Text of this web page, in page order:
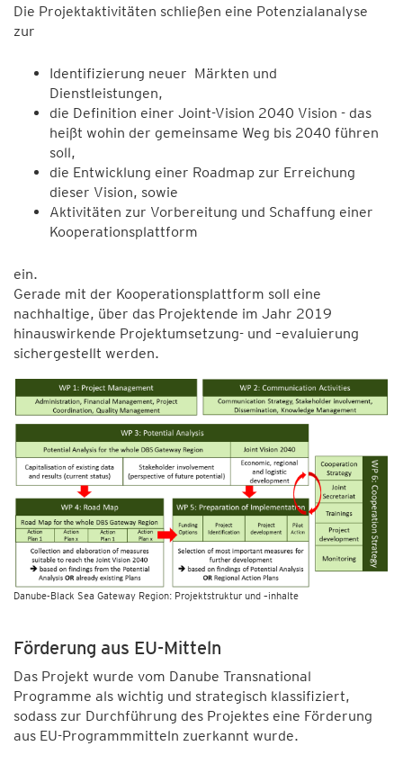
Die Projektaktivitäten schließen eine Potenzialanalyse
zur
Identifizierung neuer Märkten und
Dienstleistungen,
die Definition einer Joint-Vision 2040 Vision - das
heißt wohin der gemeinsame Weg bis 2040 führen
soll,
die Entwicklung einer Roadmap zur Erreichung
dieser Vision, sowie
Aktivitäten zur Vorbereitung und Schaffung einer
Kooperationsplattform
ein.
Gerade mit der Kooperationsplattform soll eine
nachhaltige, über das Projektende im Jahr 2019
hinauswirkende Projektumsetzung- und –evaluierung
sichergestellt werden.
Danube-Black Sea Gateway Region: Projektstruktur und –inhalte
Förderung aus EU-Mitteln
Das Projekt wurde vom Danube Transnational
Programme als wichtig und strategisch klassifiziert,
sodass zur Durchführung des Projektes eine Förderung
aus EU-Programmmitteln zuerkannt wurde.